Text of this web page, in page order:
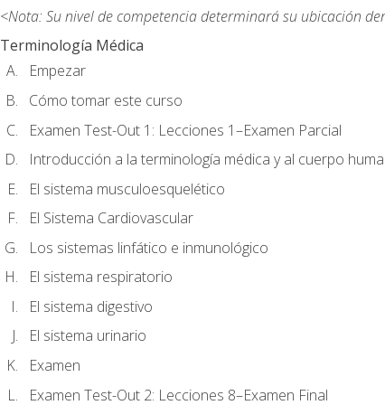
<Nota: Su nivel de competencia determinará su ubicación
Terminología Médica
Empezar
Cómo tomar este curso
Examen Test-Out 1: Lecciones 1–Examen Parcial
Introducción a la terminología médica y al cuerpo
El sistema musculoesquelético
El Sistema Cardiovascular
Los sistemas linfático e inmunológico
El sistema respiratorio
El sistema digestivo
El sistema urinario
Examen
Examen Test-Out 2: Lecciones 8–Examen Final